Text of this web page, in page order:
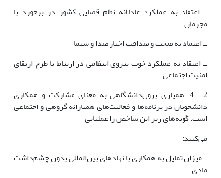
ــ اعتقاد به عملکرد عادلانه نظام قضایی کشور در برخورد با
مجرمان
ــ اعتماد به صحت و صداقت اخبار صدا و سیما
ــ اعتقاد به عملکرد خوب نیروی انتظامی در ارتباط با طرح ارتقای
امنیت اجتماعی
2 ـ 4. همیاری برون‌دانشگاهی به معنای مشارکت و همکاری
دانشجویان در برنامه‌ها و فعالیت‌های همیارانه گروهی و اجتماعی
است. گویه‌های زیر این شاخص را عملیاتی
می‌کنند:
ــ میزان تمایل به همکاری با نهادهای بین‌المللی بدون چشم‌داشت
مادی